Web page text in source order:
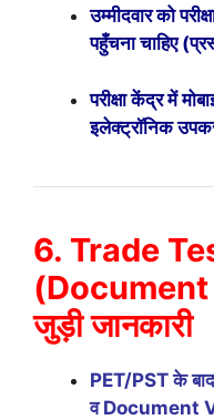
उम्मीदवार को
पहुँचना चाहिए
परीक्षा केंद्र में
इलेक्ट्रॉनिक
6. Trade
जुड़ी जानकारी
PET/PST के
व Document